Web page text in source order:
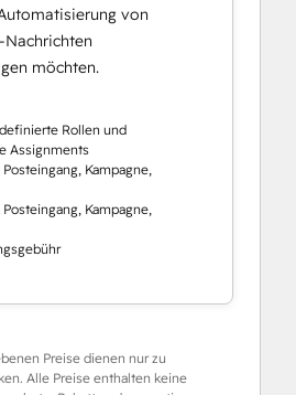
von
möchten.
Rollen und
Assignments
Kampagne,
Kampagne,
Preise dienen nur zu
Alle Preise enthalten keine